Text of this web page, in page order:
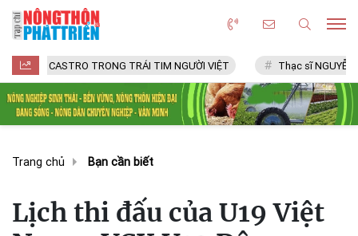
TRONG TRÁI TIM NGƯỜI VIỆT Thạc sĩ NGUYỄN VĂN CHÍ
Trang chủ Bạn cần biết
Lịch thi đấu của U19 Việt